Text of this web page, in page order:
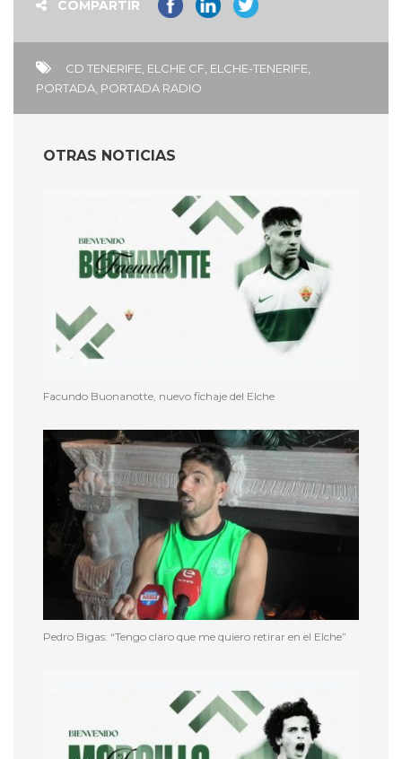
COMPARTIR
CD TENERIFE ELCHE CF ELCHE-TENERIFE
PORTADA PORTADA RADIO
OTRAS NOTICIAS
Facundo Buonanotte, nuevo fichaje del Elche
Pedro Bigas: “Tengo claro que me quiero retirar en el Elche”